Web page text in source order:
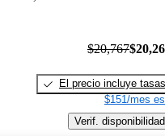
$20,767
El precio incluye tasas
$151/mes
Verif. disponibilidad